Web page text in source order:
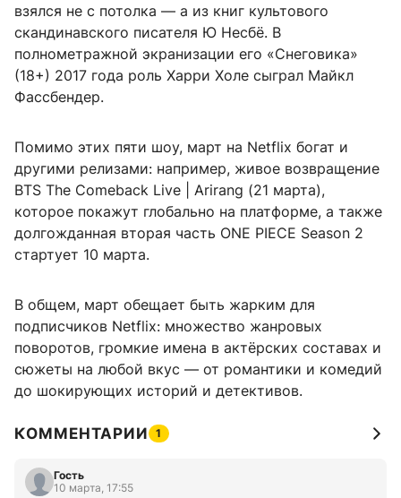
взялся не с потолка — а из книг культового
скандинавского писателя Ю Несбё. В
полнометражной экранизации его «Снеговика»
(18+) 2017 года роль Харри Холе сыграл Майкл
Фассбендер.
Помимо этих пяти шоу, март на Netflix богат и
другими релизами: например, живое возвращение
BTS The Comeback Live | Arirang (21 марта),
которое покажут глобально на платформе, а также
долгожданная вторая часть ONE PIECE Season 2
стартует 10 марта.
В общем, март обещает быть жарким для
подписчиков Netflix: множество жанровых
поворотов, громкие имена в актёрских составах и
сюжеты на любой вкус — от романтики и комедий
до шокирующих историй и детективов.
КОММЕНТАРИИ 1
Гость
10 марта, 17:55